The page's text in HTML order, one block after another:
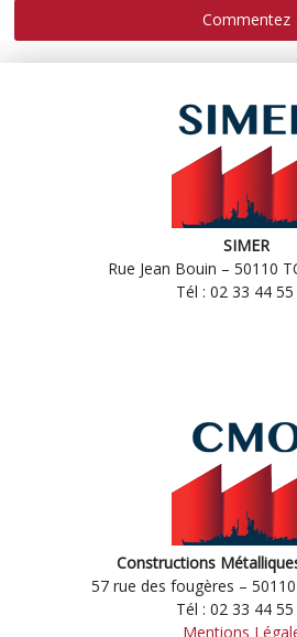
SIMER
Rue Jean Bouin – 50110
Tél : 02 33 44 55
Constructions
57 rue des fougères – 50110
Tél : 02 33 44 55
Mentions